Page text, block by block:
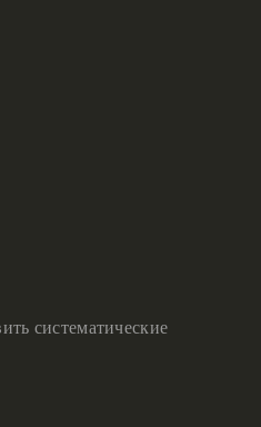
систематические